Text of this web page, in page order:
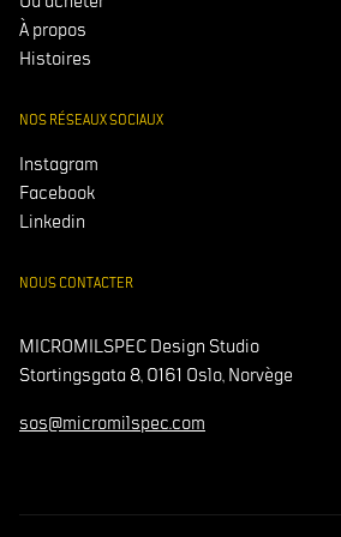
À propos
Histoires
NOS RÉSEAUX SOCIAUX
Instagram
Facebook
Linkedin
NOUS CONTACTER
MICROMILSPEC Design Studio
Stortingsgata 8, 0161 Oslo, Norvège
sos@micromilspec.com